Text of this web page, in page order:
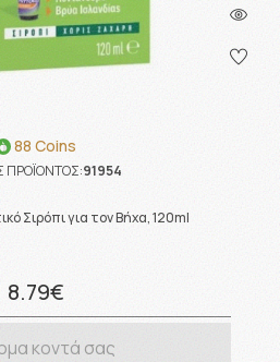
88 Coins
ΠΡΟΪΟΝΤΟΣ:91954
Σιρόπι για τον Βήχα, 120ml
8.79€
κοντά σας